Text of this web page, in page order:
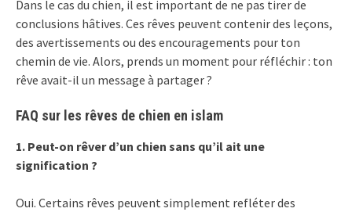
Dans le cas du chien, il est important de ne pas tirer de
conclusions hâtives. Ces rêves peuvent contenir des leçons,
des avertissements ou des encouragements pour ton
chemin de vie. Alors, prends un moment pour réfléchir : ton
rêve avait-il un message à partager ?
FAQ sur les rêves de chien en islam
1. Peut-on rêver d’un chien sans qu’il ait une
signification ?
Oui. Certains rêves peuvent simplement refléter des